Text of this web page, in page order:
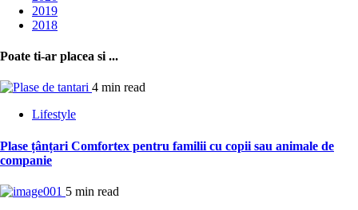
2019
2018
Poate ti-ar placea si ...
4 min read
Lifestyle
Plase țânțari Comfortex pentru familii cu copii sau animale de
companie
5 min read